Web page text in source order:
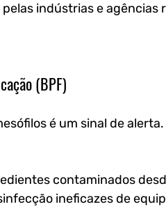
indústrias e agências
(BPF)
é um sinal de
contaminados
ineficazes de